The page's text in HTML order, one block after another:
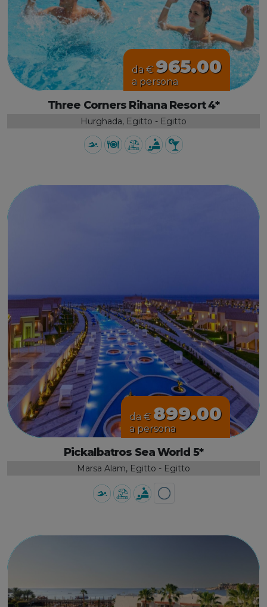
da € 965.00
a persona
Three Corners Rihana Resort 4*
Hurghada, Egitto - Egitto
da € 899.00
a persona
Pickalbatros Sea World 5*
Marsa Alam, Egitto - Egitto